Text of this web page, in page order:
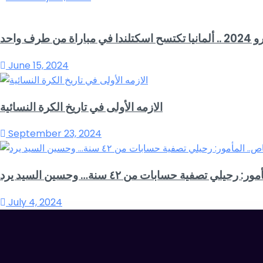
من طرف واحد
June 15, 2024
الازمه الأولى في تاريخ الكرة النسائية
September 23, 2024
تصفية حسابات من ٤٢ سنة… وحسين السيد يرد
July 4, 2024